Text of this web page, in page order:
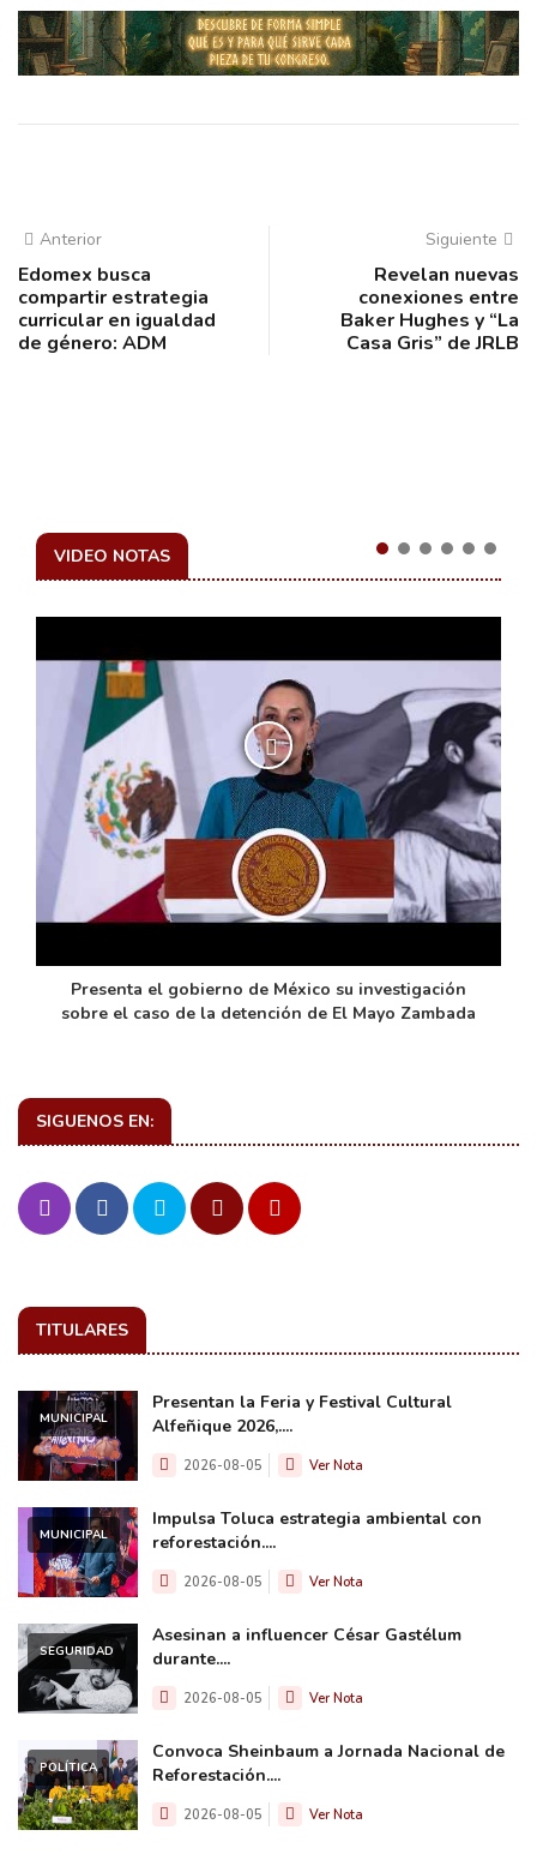
Anterior
Edomex busca
compartir estrategia
curricular en igualdad
de género: ADM
Siguiente
Revelan nuevas
conexiones entre
Baker Hughes y “La
Casa Gris” de JRLB
VIDEO NOTAS
Presenta el gobierno de México su investigación
sobre el caso de la detención de El Mayo Zambada
SIGUENOS EN:
TITULARES
MUNICIPAL
Presentan la Feria y Festival Cultural
Alfeñique 2026,....
2026-08-05 Ver Nota
MUNICIPAL
Impulsa Toluca estrategia ambiental con
reforestación....
2026-08-05 Ver Nota
SEGURIDAD
Asesinan a influencer César Gastélum
durante....
2026-08-05 Ver Nota
POLÍTICA
Convoca Sheinbaum a Jornada Nacional de
Reforestación....
2026-08-05 Ver Nota